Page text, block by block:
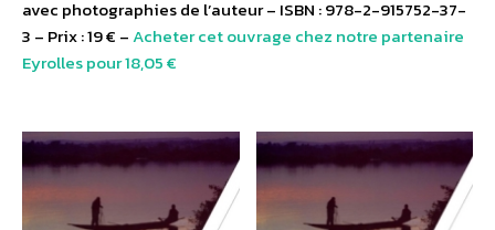
avec photographies de l’auteur – ISBN : 978-2-915752-37-
3 – Prix : 19 € –Acheter cet ouvrage chez notre partenaire
Eyrolles pour 18,05 €